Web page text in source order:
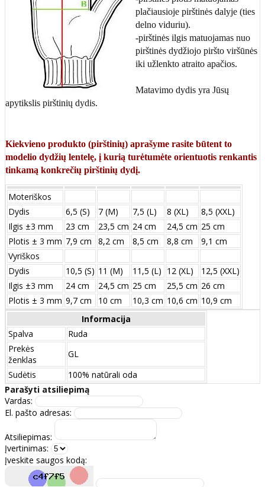
plačiausioje pirštinės dalyje (ties
delno viduriu).
-pirštinės ilgis matuojamas nuo
pirštinės dydžiojo piršto viršūnės
iki užlenkto atraito apačios.
Matavimo dydis yra Jūsų
apytikslis pirštinių dydis.
Kiekvieno produkto (pirštinių) aprašyme rasite būtent to
modelio dydžių lentelę, į kurią turėtumėte orientuotis renkantis
tinkamą konkrečių pirštinių dydį.
Moteriškos
Dydis
6,5 (S) 7 (M) 7,5 (L) 8 (XL)
8,5 (XXL)
Ilgis ±3 mm
23 cm 23,5 cm 24 cm 24,5 cm 25 cm
Plotis ± 3 mm 7,9 cm 8,2 cm 8,5 cm 8,8 cm
9,1 cm
Vyriškos
Dydis
10,5 (S) 11 (M) 11,5 (L) 12 (XL)
12,5 (XXL)
Ilgis ±3 mm
24 сm 24,5 сm 25 сm 25,5 сm 26 сm
Plotis ± 3 mm 9,7 сm 10 сm 10,3 сm 10,6 сm 10,9 сm
Informacija
Spalva
Ruda
Prekės
ženklas
GL
Sudėtis
100% natūrali oda
Parašyti atsiliepimą
Vardas:
El. pašto adresas:
Atsiliepimas:
Įvertinimas:
Įveskite saugos kodą: